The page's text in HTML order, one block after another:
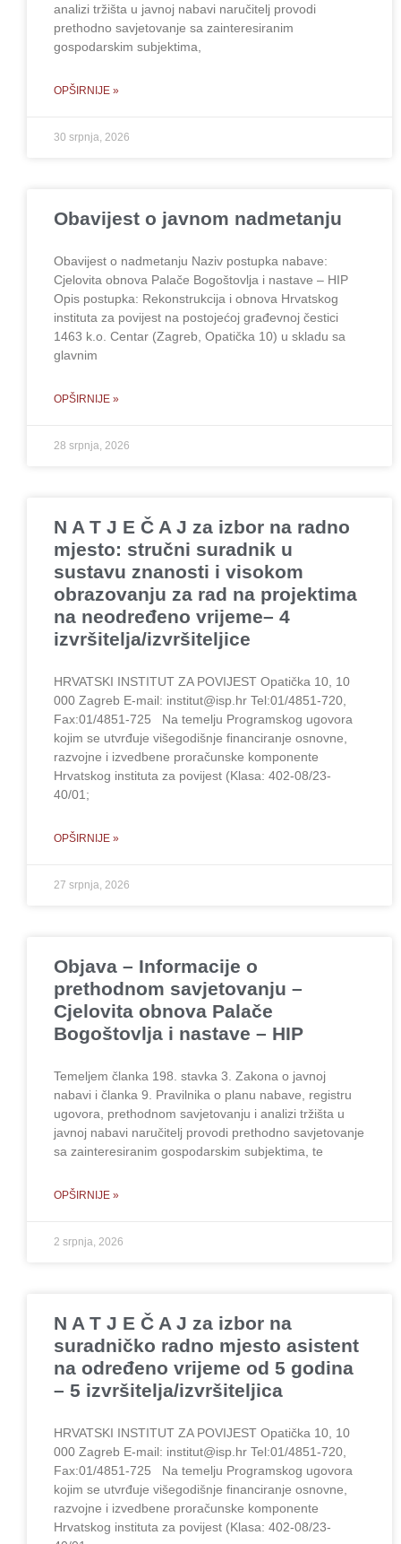
analizi tržišta u javnoj nabavi naručitelj provodi
prethodno savjetovanje sa zainteresiranim
gospodarskim subjektima,
OPŠIRNIJE »
30 srpnja, 2026
Obavijest o javnom nadmetanju
Obavijest o nadmetanju Naziv postupka nabave:
Cjelovita obnova Palače Bogoštovlja i nastave – HIP
Opis postupka: Rekonstrukcija i obnova Hrvatskog
instituta za povijest na postojećoj građevnoj čestici
1463 k.o. Centar (Zagreb, Opatička 10) u skladu sa
glavnim
OPŠIRNIJE »
28 srpnja, 2026
N A T J E Č A J za izbor na radno
mjesto: stručni suradnik u
sustavu znanosti i visokom
obrazovanju za rad na projektima
na neodređeno vrijeme– 4
izvršitelja/izvršiteljice
HRVATSKI INSTITUT ZA POVIJEST Opatička 10, 10
000 Zagreb E-mail: institut@isp.hr Tel:01/4851-720,
Fax:01/4851-725 Na temelju Programskog ugovora
kojim se utvrđuje višegodišnje financiranje osnovne,
razvojne i izvedbene proračunske komponente
Hrvatskog instituta za povijest (Klasa: 402-08/23-
40/01;
OPŠIRNIJE »
27 srpnja, 2026
Objava – Informacije o
prethodnom savjetovanju –
Cjelovita obnova Palače
Bogoštovlja i nastave – HIP
Temeljem članka 198. stavka 3. Zakona o javnoj
nabavi i članka 9. Pravilnika o planu nabave, registru
ugovora, prethodnom savjetovanju i analizi tržišta u
javnoj nabavi naručitelj provodi prethodno savjetovanje
sa zainteresiranim gospodarskim subjektima, te
OPŠIRNIJE »
2 srpnja, 2026
N A T J E Č A J za izbor na
suradničko radno mjesto asistent
na određeno vrijeme od 5 godina
– 5 izvršitelja/izvršiteljica
HRVATSKI INSTITUT ZA POVIJEST Opatička 10, 10
000 Zagreb E-mail: institut@isp.hr Tel:01/4851-720,
Fax:01/4851-725 Na temelju Programskog ugovora
kojim se utvrđuje višegodišnje financiranje osnovne,
razvojne i izvedbene proračunske komponente
Hrvatskog instituta za povijest (Klasa: 402-08/23-